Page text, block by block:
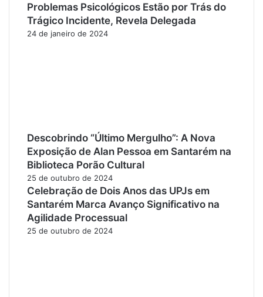
Problemas Psicológicos Estão por Trás do
Trágico Incidente, Revela Delegada
24 de janeiro de 2024
Descobrindo “Último Mergulho”: A Nova
Exposição de Alan Pessoa em Santarém na
Biblioteca Porão Cultural
25 de outubro de 2024
Celebração de Dois Anos das UPJs em
Santarém Marca Avanço Significativo na
Agilidade Processual
25 de outubro de 2024